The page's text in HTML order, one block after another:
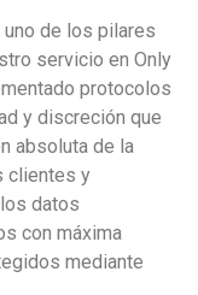
de los pilares
servicio en Only
protocolos
y discreción que
absoluta de la
clientes y
datos
con máxima
mediante